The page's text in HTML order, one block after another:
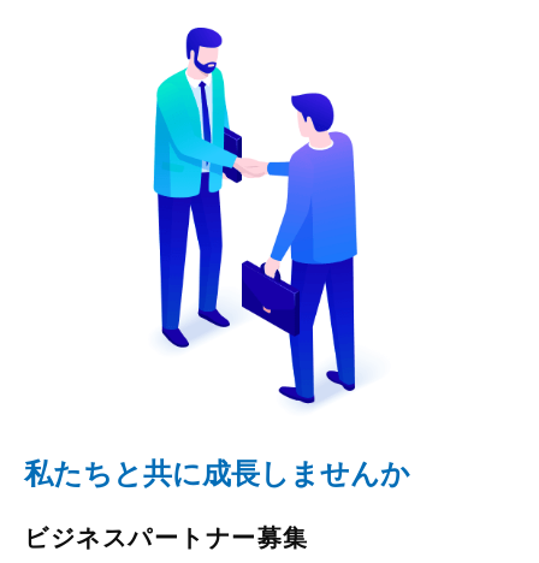
私たちと共に成長しませんか
ビジネスパートナー募集